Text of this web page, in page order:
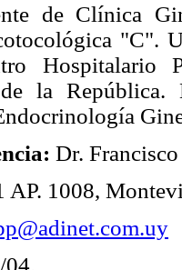
de Clínica
"C".
Hospitalario
la República.
Dr.
AP. 1008,